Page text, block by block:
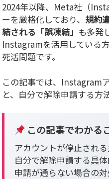
2024年以降、Meta社（
ーを厳格化しており、 規約
結される「誤凍結」 も多発
Instagramを活用している
死活問題です。
この記事では、Instagram
と、自分で解除申請する方
この記事でわかる
アカウントが停止され
自分で解除申請する具
申請が通らない場合の